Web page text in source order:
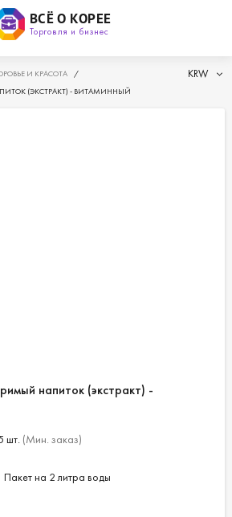
ВСЁ О КОРЕЕ
Торговля и бизнес
И КРАСОТА
/
(ЭКСТРАКТ) - ВИТАМИННЫЙ
KRW
напиток (экстракт) -
шт. (Мин. заказ)
Пакет на 2 литра воды